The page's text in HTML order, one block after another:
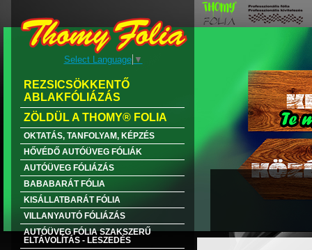
Select Language ▼
REZSICSÖKKENTŐ
ABLAKFÓLIÁZÁS
ZÖLDÜL A THOMY® FOLIA
OKTATÁS, TANFOLYAM, KÉPZÉS
HŐVÉDŐ AUTÓÜVEG FÓLIÁK
AUTÓÜVEG FÓLIÁZÁS
BABABARÁT FÓLIA
KISÁLLATBARÁT FÓLIA
VILLANYAUTÓ FÓLIÁZÁS
AUTÓÜVEG FÓLIA SZAKSZERŰ
ELTÁVOLÍTÁS - LESZEDÉS